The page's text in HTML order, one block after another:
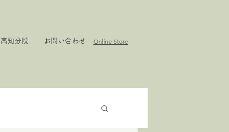
高知分院 お問い合わせ Online Store